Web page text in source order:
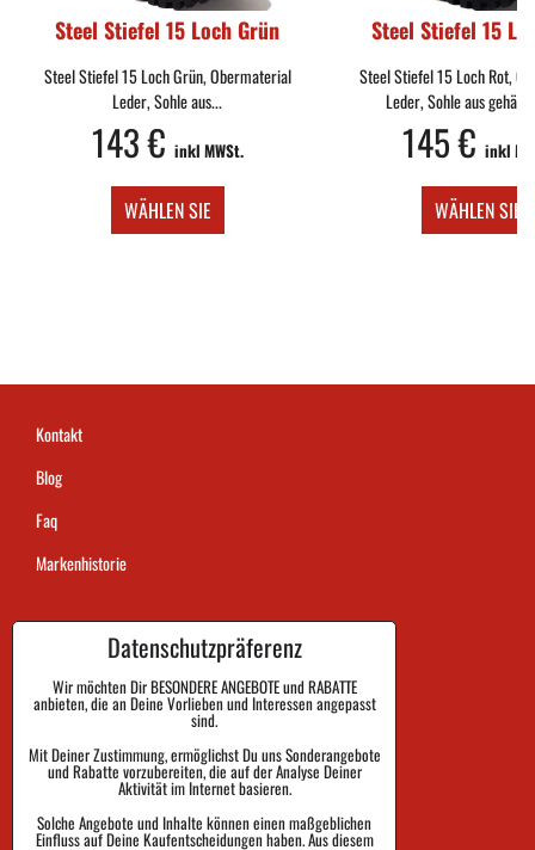
Steel Stiefel 15 Loch Grün
Steel Stiefel 15 Loch Grün, Obermaterial
Leder, Sohle aus...
143 € inkl MWSt.
WÄHLEN SIE
Steel Stiefel 15
Steel Stiefel 15 Loch Rot,
Leder, Sohle aus
145 € inkl
WÄHLEN SIE
Kontakt
Blog
Faq
Markenhistorie
Dauer der Auftragsausführung
Zahlung
Warenrückgabe und Reklamation
Größe
Datenschutzpräferenz
Wir möchten Dir BESONDERE ANGEBOTE und RABATTE
anbieten, die an Deine Vorlieben und Interessen angepasst
sind.
Mit Deiner Zustimmung, ermöglichst Du uns Sonderangebote
und Rabatte vorzubereiten, die auf der Analyse Deiner
Aktivität im Internet basieren.
Solche Angebote und Inhalte können einen maßgeblichen
Einfluss auf Deine Kaufentscheidungen haben. Aus diesem